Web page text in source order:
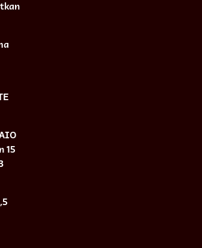
15